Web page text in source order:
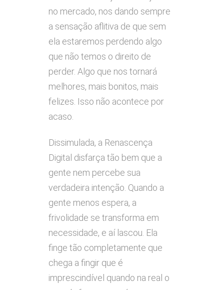
no mercado, nos dando sempre
a sensação aflitiva de que sem
ela estaremos perdendo algo
que não temos o direito de
perder. Algo que nos tornará
melhores, mais bonitos, mais
felizes. Isso não acontece por
acaso.
Dissimulada, a Renascença
Digital disfarça tão bem que a
gente nem percebe sua
verdadeira intenção. Quando a
gente menos espera, a
frivolidade se transforma em
necessidade, e aí lascou. Ela
finge tão completamente que
chega a fingir que é
imprescindível quando na real o